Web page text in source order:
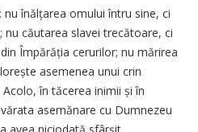
înălțarea omului întru sine, ci
căutarea slavei trecătoare, ci
Împărăția cerurilor; nu mărirea
asemenea unui crin
în tăcerea inimii și în
asemănare cu Dumnezeu
avea niciodată sfârșit.